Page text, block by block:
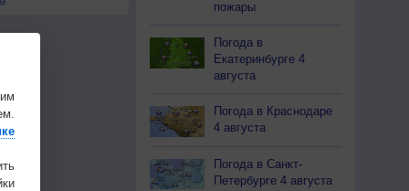
пожары
Погода в
Екатеринбурге 4
августа
Погода в Краснодаре
4 августа
Погода в Санкт-
Петербурге 4 августа